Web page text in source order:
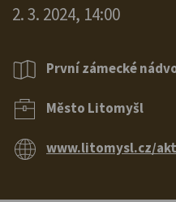
2. 3. 2024, 14:00
První zámecké
Město Litomyšl
www.litomysl.cz/